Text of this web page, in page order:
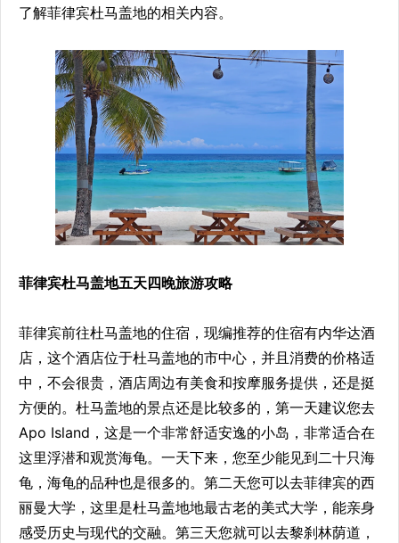
了解菲律宾杜马盖地的相关内容。
菲律宾杜马盖地五天四晚旅游攻略
菲律宾前往杜马盖地的住宿，现编推荐的住宿有内华达酒
店，这个酒店位于杜马盖地的市中心，并且消费的价格适
中，不会很贵，酒店周边有美食和按摩服务提供，还是挺
方便的。杜马盖地的景点还是比较多的，第一天建议您去‌
Apo Island‌，这是一个非常舒适安逸的小岛，非常适合在
这里浮潜和观赏海龟。一天下来，您至少能见到二十只海
龟，海龟的品种也是很多的‌。第二天您可以去菲律宾的‌西
丽曼大学‌，这里是杜马盖地地最古老的美式大学，能亲身
感受历史与现代的交融‌。第三天您就可以去‌黎刹林荫道，